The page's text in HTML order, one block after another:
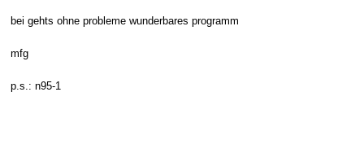
bei gehts ohne probleme wunderbares programm
mfg
p.s.: n95-1